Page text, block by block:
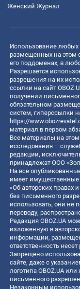
Женский Журнал
Использование любых
размещенных на этом
его поддоменах, в
Разрешается
разрешения на их
ссылки на сайт
получении
обязательном
систем, гиперссылки
https://
материал в первом
Все материалы на
исследования –
редакции,
принадлежат ООО
На все
имеет
«Об авторских правах
без письменного
использовать, они не
переводу,
Редакция OBOZ.UA
изложенную в
информации,
ответственность
Запрещено
сайте, даже с
логотипа OBOZ.UA
письменного
Незаконным